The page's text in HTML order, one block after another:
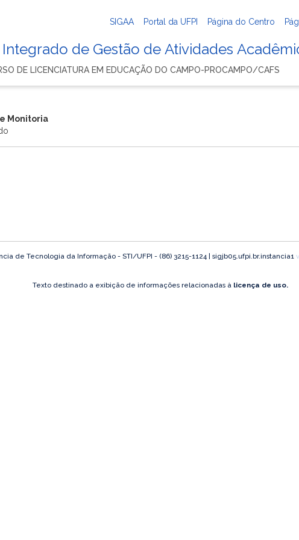
SIGAA Portal da UFPI Página do Centro
de Gestão de Atividades
DE LICENCIATURA EM EDUCAÇÃO DO CAMPO-PROCAMPO/CAFS
Monitoria
de Tecnologia da Informação - STI/UFPI - (86) 3215-1124 | sigjb05.ufpi.br.instancia1
Texto destinado a exibição de informações relacionadas à licença de uso.